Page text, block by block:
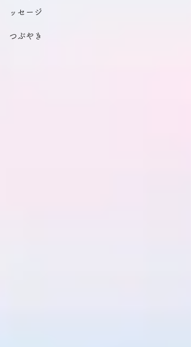
ッセージ
つぶやき